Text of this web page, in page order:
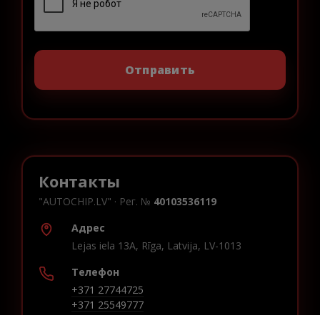
Контакты
"AUTOCHIP.LV" · Рег. № 40103536119
Адрес
Lejas iela 13A, Rīga, Latvija, LV-1013
Телефон
+371 27744725
+371 25549777